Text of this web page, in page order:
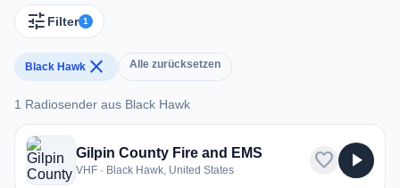
tune Filter 1
Black Hawk close Alle zurücksetzen
1 Radiosender aus Black Hawk
1 Radiosender aus Black Hawk
Gilpin County Fire and EMS
VHF · Black Hawk, United States favorite play_arrow